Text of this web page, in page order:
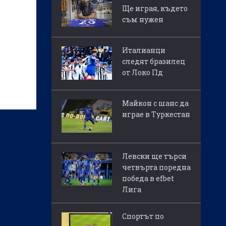
Ще играя, където
съм нужен
Италианци
следят бразилец
от Локо Пд
Майкон с шанс да
играе в Туркестан
Левски ще търси
четвърта поредна
победа в efbet
Лига
Спортът по